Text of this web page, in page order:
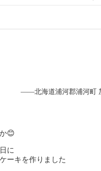
——北海道浦河郡浦河町
😊
に
ーキを作りました